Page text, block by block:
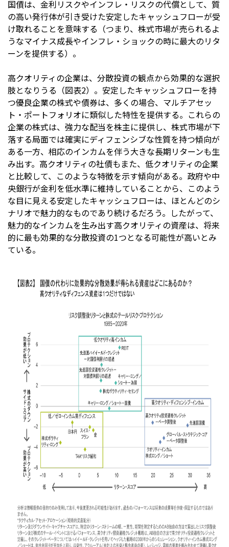
国債は、金利リスクやインフレ・リスクの代償として、質
の高い発行体が引き受けた安定したキャッシュフローが受
け取れることを意味する（つまり、株式市場が売られるよ
うなマイナス成長やインフレ・ショックの時に最大のリタ
ーンを提供する）。
高クオリティの企業は、分散投資の観点から効果的な選択
肢となりうる（図表2）。安定したキャッシュフローを持
つ優良企業の株式や債券は、多くの場合、マルチアセッ
ト・ポートフォリオに類似した特性を提供する。これらの
企業の株式は、強力な配当を株主に提供し、株式市場が下
落する局面では確実にディフェンシブな性質を持つ傾向が
ある一方、相応のインカムを伴う大きな長期リターンも生
み出す。高クオリティの社債もまた、低クオリティの企業
と比較して、このような特徴を示す傾向がある。政府や中
央銀行が金利を低水準に維持していることから、このよう
な目に見える安定したキャッシュフローは、ほとんどのシ
ナリオで魅力的なものであり続けるだろう。したがって、
魅力的なインカムを生み出す高クオリティの資産は、将来
的に最も効果的な分散投資の1つとなる可能性が高いとみ
ている。